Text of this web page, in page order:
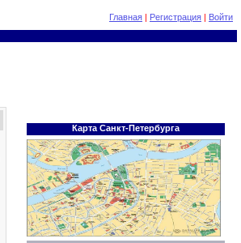
Главная | Регистрация | Войти
Карта Санкт-Петербурга